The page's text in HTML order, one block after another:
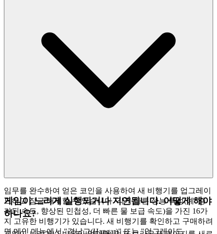
임무를 완수하여 얻은 코인을 사용하여 새 비행기를 업그레이
드하고 잠금 해제할 수 있습니다. 각기 다른 성능 특성(예: 증
가된 속도, 향상된 민첩성, 더 빠른 물 보급 속도)을 가진 16가
지 고유한 비행기가 있습니다. 새 비행기를 확인하고 구매하려
면 메인 메뉴에서 "격납고(Hangar)" 또는 "업그레이드
게임이 느리게 실행되거나 지연됩니다. 어떻게 해야
하나요?